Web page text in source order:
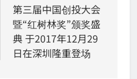
第三届中国创投大会
暨“红树林奖”颁奖盛
典 于2017年12月29
日在深圳隆重登场